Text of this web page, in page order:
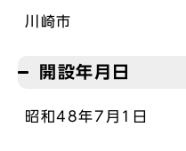
川崎市
開設年月日
昭和48年7月1日